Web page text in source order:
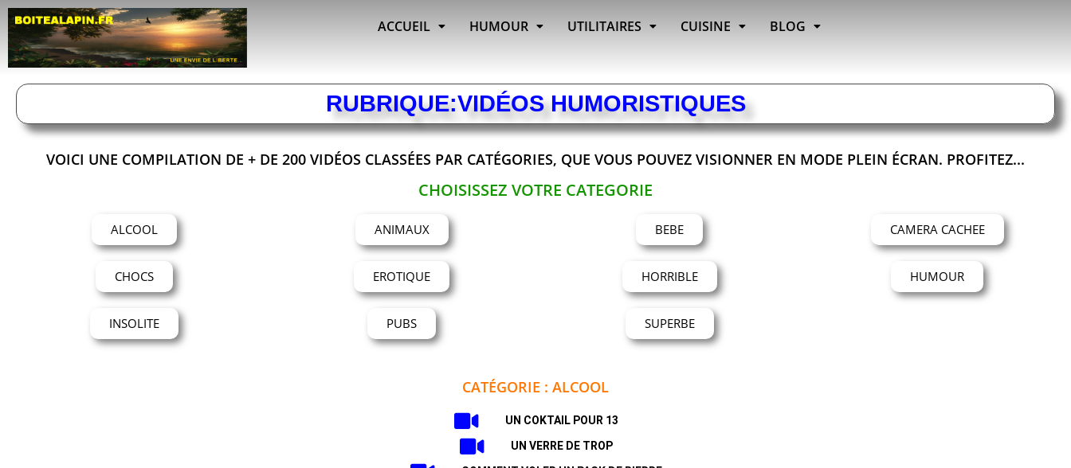
ACCUEIL HUMOUR UTILITAIRES CUISINE BLOG
RUBRIQUE:VIDÉOS HUMORISTIQUES
VOICI UNE COMPILATION DE + DE 200 VIDÉOS CLASSÉES PAR CATÉGORIES, QUE VOUS POUVEZ VISIONNER EN MODE PLEIN ÉCRAN. PROFITEZ...
CHOISISSEZ VOTRE CATEGORIE
ALCOOL
CHOCS
INSOLITE
ANIMAUX
EROTIQUE
PUBS
BEBE
HORRIBLE
SUPERBE
CAMERA CACHEE
HUMOUR
CATÉGORIE : ALCOOL
UN COKTAIL POUR 13
UN VERRE DE TROP